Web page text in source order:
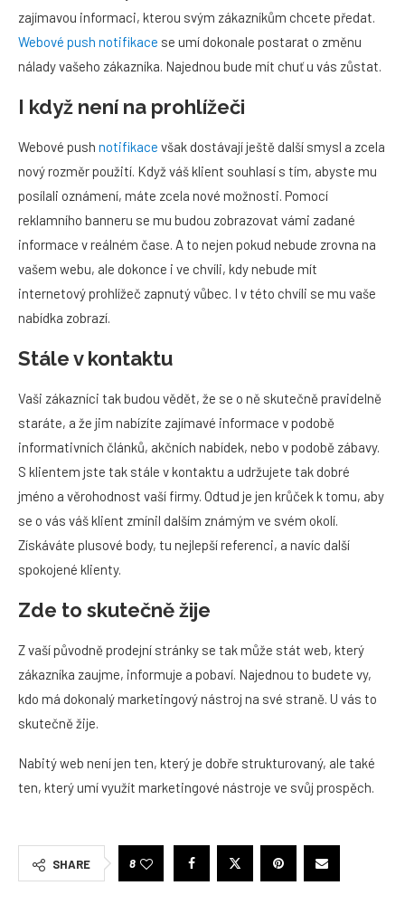
zajímavou informaci, kterou svým zákazníkům chcete předat.
Webové push notifikace se umí dokonale postarat o změnu
nálady vašeho zákazníka. Najednou bude mít chuť u vás zůstat.
I když není na prohlížeči
Webové push notifikace však dostávají ještě další smysl a zcela
nový rozměr použití. Když váš klient souhlasí s tím, abyste mu
posílali oznámení, máte zcela nové možnosti. Pomocí
reklamního banneru se mu budou zobrazovat vámi zadané
informace v reálném čase. A to nejen pokud nebude zrovna na
vašem webu, ale dokonce i ve chvíli, kdy nebude mít
internetový prohlížeč zapnutý vůbec. I v této chvíli se mu vaše
nabídka zobrazí.
Stále v kontaktu
Vaši zákazníci tak budou vědět, že se o ně skutečně pravidelně
staráte, a že jim nabízíte zajímavé informace v podobě
informativních článků, akčních nabídek, nebo v podobě zábavy.
S klientem jste tak stále v kontaktu a udržujete tak dobré
jméno a věrohodnost vaší firmy. Odtud je jen krůček k tomu, aby
se o vás váš klient zmínil dalším známým ve svém okolí.
Získáváte plusové body, tu nejlepší referenci, a navíc další
spokojené klienty.
Zde to skutečně žije
Z vaší původně prodejní stránky se tak může stát web, který
zákazníka zaujme, informuje a pobaví. Najednou to budete vy,
kdo má dokonalý marketingový nástroj na své straně. U vás to
skutečně žije.
Nabitý web není jen ten, který je dobře strukturovaný, ale také
ten, který umí využít marketingové nástroje ve svůj prospěch.
SHARE 8